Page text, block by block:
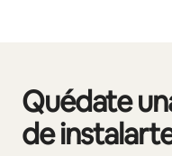
Quédate
de
Mostrando 0 de 0